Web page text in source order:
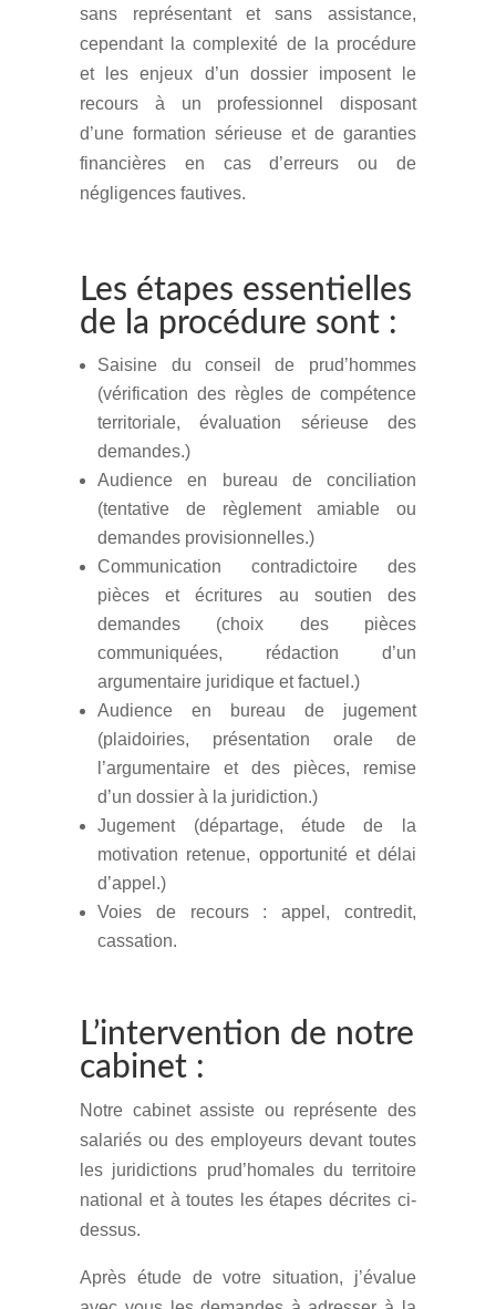
sans représentant et sans assistance,
cependant la complexité de la procédure
et les enjeux d’un dossier imposent le
recours à un professionnel disposant
d’une formation sérieuse et de garanties
financières en cas d’erreurs ou de
négligences fautives.
Les étapes essentielles
de la procédure sont :
Saisine du conseil de prud’hommes
(vérification des règles de compétence
territoriale, évaluation sérieuse des
demandes.)
Audience en bureau de conciliation
(tentative de règlement amiable ou
demandes provisionnelles.)
Communication contradictoire des
pièces et écritures au soutien des
demandes (choix des pièces
communiquées, rédaction d’un
argumentaire juridique et factuel.)
Audience en bureau de jugement
(plaidoiries, présentation orale de
l’argumentaire et des pièces, remise
d’un dossier à la juridiction.)
Jugement (départage, étude de la
motivation retenue, opportunité et délai
d’appel.)
Voies de recours : appel, contredit,
cassation.
L’intervention de notre
cabinet :
Notre cabinet assiste ou représente des
salariés ou des employeurs devant toutes
les juridictions prud’homales du territoire
national et à toutes les étapes décrites ci-
dessus.
Après étude de votre situation, j’évalue